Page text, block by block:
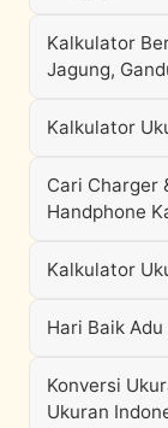
Kalkulator
Jagung,
Kalkulator
Cari Charger
Handphone
Kalkulator
Hari Baik
Konversi
Ukuran